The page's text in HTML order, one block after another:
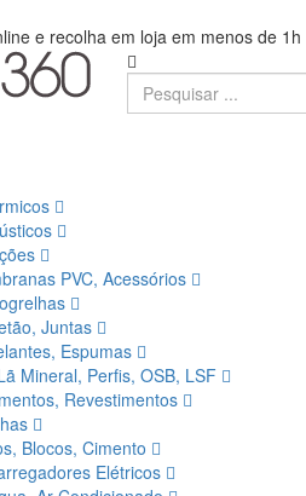
e recolha em loja em menos de 1h
PVC, Acessórios
Juntas
Espumas
Mineral, Perfis, OSB, LSF
Revestimentos
Blocos, Cimento
Elétricos